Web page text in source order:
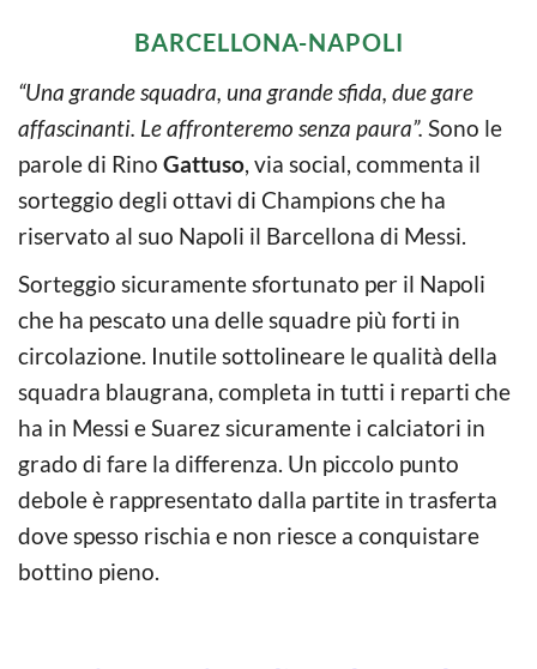
BARCELLONA-NAPOLI
“Una grande squadra, una grande sfida, due gare
affascinanti. Le affronteremo senza paura”. Sono le
parole di Rino Gattuso, via social, commenta il
sorteggio degli ottavi di Champions che ha
riservato al suo Napoli il Barcellona di Messi.
Sorteggio sicuramente sfortunato per il Napoli
che ha pescato una delle squadre più forti in
circolazione. Inutile sottolineare le qualità della
squadra blaugrana, completa in tutti i reparti che
ha in Messi e Suarez sicuramente i calciatori in
grado di fare la differenza. Un piccolo punto
debole è rappresentato dalla partite in trasferta
dove spesso rischia e non riesce a conquistare
bottino pieno.